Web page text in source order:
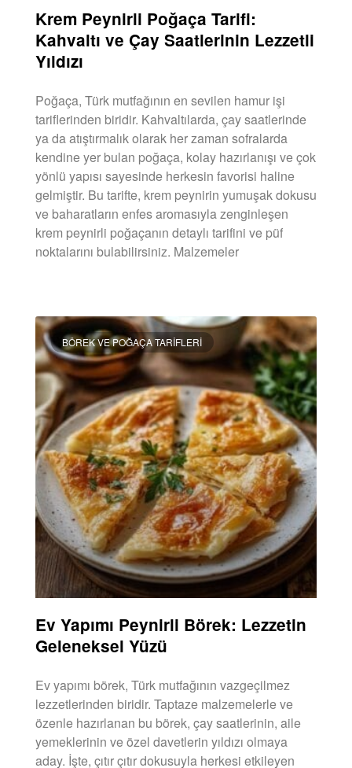
Krem Peynirli Poğaça Tarifi:
Kahvaltı ve Çay Saatlerinin Lezzetli
Yıldızı
Poğaça, Türk mutfağının en sevilen hamur işi
tariflerinden biridir. Kahvaltılarda, çay saatlerinde
ya da atıştırmalık olarak her zaman sofralarda
kendine yer bulan poğaça, kolay hazırlanışı ve çok
yönlü yapısı sayesinde herkesin favorisi haline
gelmiştir. Bu tarifte, krem peynirin yumuşak dokusu
ve baharatların enfes aromasıyla zenginleşen
krem peynirli poğaçanın detaylı tarifini ve püf
noktalarını bulabilirsiniz. Malzemeler
BÖREK VE POĞAÇA TARIFLERI
Ev Yapımı Peynirli Börek: Lezzetin
Geleneksel Yüzü
Ev yapımı börek, Türk mutfağının vazgeçilmez
lezzetlerinden biridir. Taptaze malzemelerle ve
özenle hazırlanan bu börek, çay saatlerinin, aile
yemeklerinin ve özel davetlerin yıldızı olmaya
aday. İşte, çıtır çıtır dokusuyla herkesi etkileyen